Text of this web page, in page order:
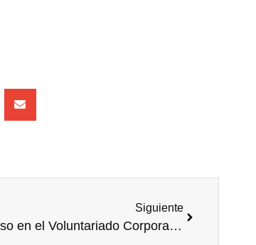
Siguiente
Primer paso en el Voluntariado Corporativo: la medición